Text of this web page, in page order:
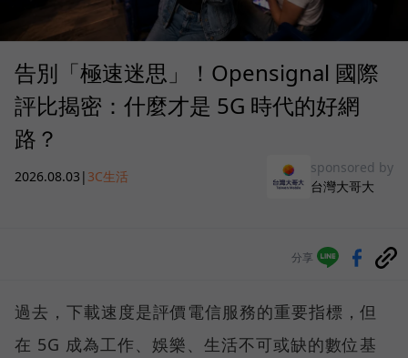
告別「極速迷思」！Opensignal 國際
評比揭密：什麼才是 5G 時代的好網
路？
2026.08.03 | 3C生活
sponsored by
台灣大哥大
分享
過去，下載速度是評價電信服務的重要指標，但
在 5G 成為工作、娛樂、生活不可或缺的數位基